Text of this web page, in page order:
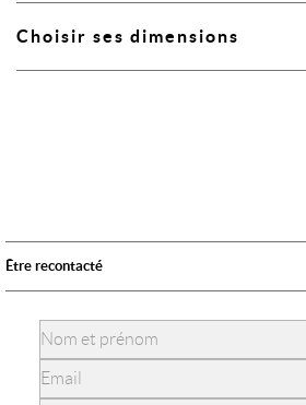
Choisir ses dimensions